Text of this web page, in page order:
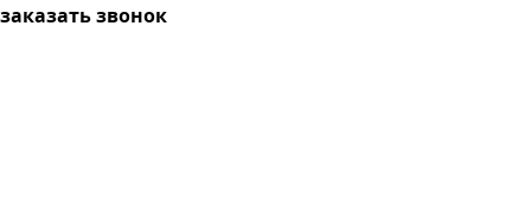
заказать звонок